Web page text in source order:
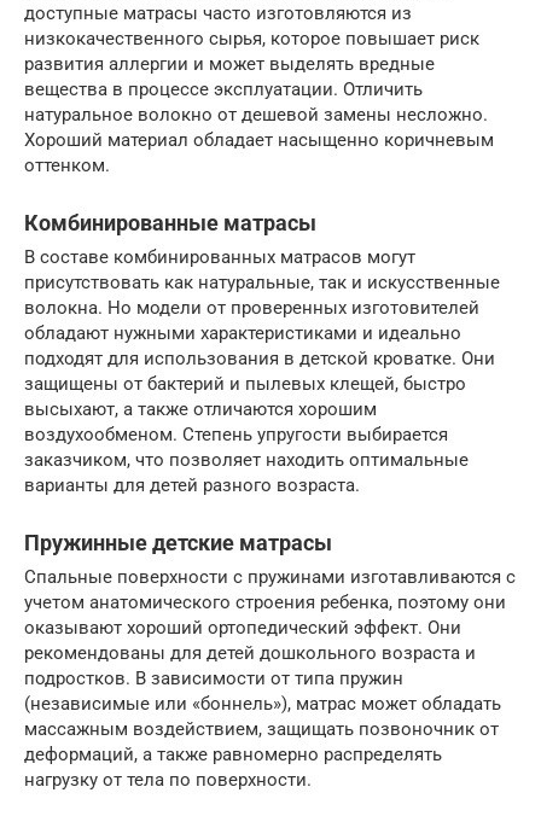
доступные матрасы часто изготовляются из
низкокачественного сырья, которое повышает риск
развития аллергии и может выделять вредные
вещества в процессе эксплуатации. Отличить
натуральное волокно от дешевой замены несложно.
Хороший материал обладает насыщенно коричневым
оттенком.
Комбинированные матрасы
В составе комбинированных матрасов могут
присутствовать как натуральные, так и искусственные
волокна. Но модели от проверенных изготовителей
обладают нужными характеристиками и идеально
подходят для использования в детской кроватке. Они
защищены от бактерий и пылевых клещей, быстро
высыхают, а также отличаются хорошим
воздухообменом. Степень упругости выбирается
заказчиком, что позволяет находить оптимальные
варианты для детей разного возраста.
Пружинные детские матрасы
Спальные поверхности с пружинами изготавливаются с
учетом анатомического строения ребенка, поэтому они
оказывают хороший ортопедический эффект. Они
рекомендованы для детей дошкольного возраста и
подростков. В зависимости от типа пружин
(независимые или «боннель»), матрас может обладать
массажным воздействием, защищать позвоночник от
деформаций, а также равномерно распределять
нагрузку от тела по поверхности.